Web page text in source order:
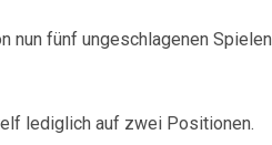
nun fünf ungeschlagenen Spielen
lediglich auf zwei Positionen.